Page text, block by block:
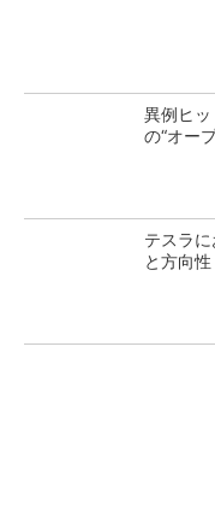
異例ヒ
の“オー
テスラ
と方向性